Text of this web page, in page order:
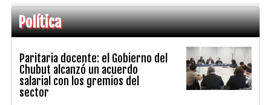
Política
Paritaria docente: el Gobierno del
Chubut alcanzó un acuerdo
salarial con los gremios del
sector